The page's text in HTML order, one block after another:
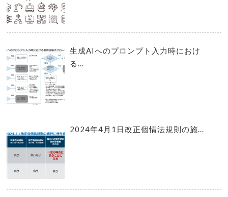
生成AIへのプロンプト入力時におけ
る...
2024年4月1日改正個情法規則の施...